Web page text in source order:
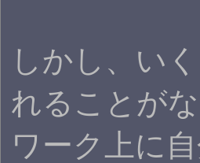
しかし、い
れることが
ワーク上に